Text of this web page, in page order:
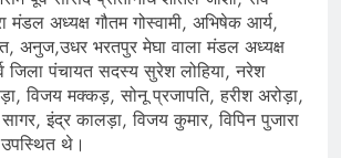
मंडल अध्यक्ष गौतम गोस्वामी, अभिषेक आर्य,
अनुज,उधर भरतपुर मेघा वाला मंडल अध्यक्ष
जिला पंचायत सदस्य सुरेश लोहिया, नरेश
विजय मक्कड़, सोनू प्रजापति, हरीश अरोड़ा,
इंद्र कालड़ा, विजय कुमार, विपिन पुजारा
उपस्थित थे।